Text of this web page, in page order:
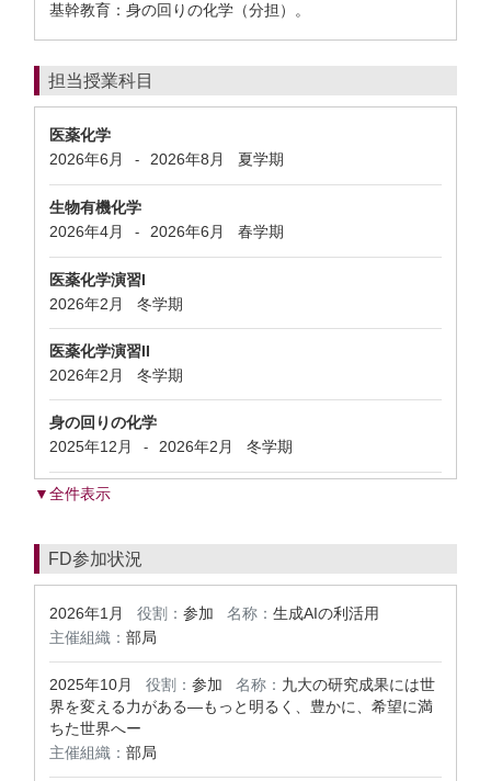
基幹教育：身の回りの化学（分担）。
担当授業科目
医薬化学
2026年6月
- 2026年8月 夏学期
生物有機化学
2026年4月
- 2026年6月 春学期
医薬化学演習I
2026年2月
冬学期
医薬化学演習II
2026年2月
冬学期
身の回りの化学
2025年12月
- 2026年2月 冬学期
▼全件表示
FD参加状況
2026年1月 役割： 参加 名称： 生成AIの利活用
主催組織： 部局
2025年10月 役割： 参加 名称： 九大の研究成果には世
界を変える力がある―もっと明るく、豊かに、希望に満
ちた世界へー
主催組織： 部局